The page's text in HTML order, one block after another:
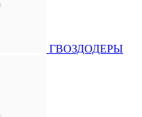
ГВОЗДОДЕРЫ